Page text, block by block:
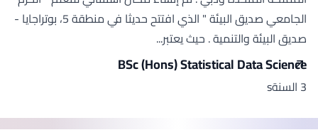
الجامعي صديق البيئة " الذي افتتح حديثا في منطقة 5، بوتراجايا -
صديق البيئة والتنمية . حيث يعتبر...
BSc (Hons) Statistical Data Science
3 السنةs